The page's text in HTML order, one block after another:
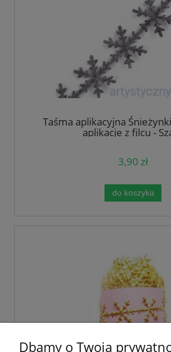
Taśma aplikacyjna
aplikacje z filcu -
3,90 zł
do koszyka
Dbamy o Twoją